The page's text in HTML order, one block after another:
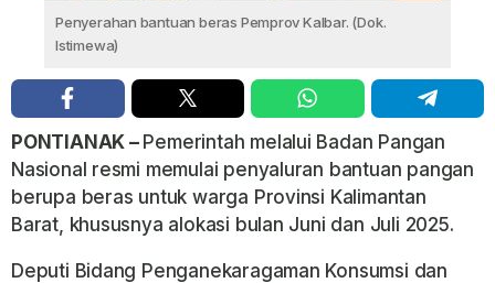
Penyerahan bantuan beras Pemprov Kalbar. (Dok.
Istimewa)
PONTIANAK – Pemerintah melalui Badan Pangan
Nasional resmi memulai penyaluran bantuan pangan
berupa beras untuk warga Provinsi Kalimantan
Barat, khususnya alokasi bulan Juni dan Juli 2025.
Deputi Bidang Penganekaragaman Konsumsi dan